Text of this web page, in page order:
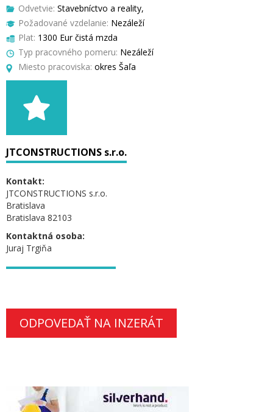
Odvetvie: Stavebníctvo a reality,
Požadované vzdelanie: Nezáleží
Plat: 1300 Eur čistá mzda
Typ pracovného pomeru: Nezáleží
Miesto pracoviska: okres Šaľa
JTCONSTRUCTIONS s.r.o.
Kontakt:
JTCONSTRUCTIONS s.r.o.
Bratislava
Bratislava 82103
Kontaktná osoba:
Juraj Trgiňa
ODPOVEDAŤ NA INZERÁT